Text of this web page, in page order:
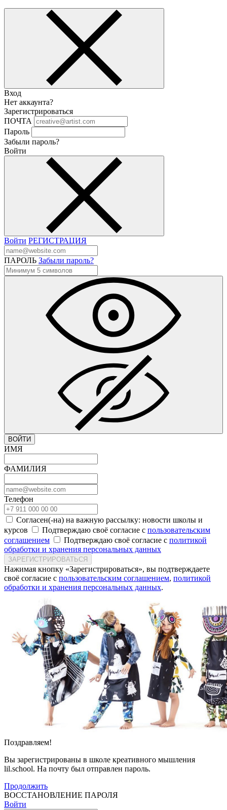
Вход
Нет аккаунта?
Зарегистрироваться
ПОЧТА
Пароль
Забыли пароль?
Войти
Войти РЕГИСТРАЦИЯ
ПАРОЛЬ Забыли пароль?
ВОЙТИ
ИМЯ
ФАМИЛИЯ
Телефон
Согласен(-на) на важную рассылку: новости школы и
курсов
Подтверждаю своё согласие с пользовательским
соглашением
Подтверждаю своё согласие с политикой
обработки и хранения персональных данных
ЗАРЕГИСТРИРОВАТЬСЯ
Нажимая кнопку «Зарегистрироваться», вы подтверждаете
своё согласие с пользовательским соглашением, политикой
обработки и хранения персональных данных.
Поздравляем!
Вы зарегистрированы в школе креативного мышления
lil.school. На почту был отправлен пароль.
Продолжить
ВОССТАНОВЛЕНИЕ ПАРОЛЯ
Войти